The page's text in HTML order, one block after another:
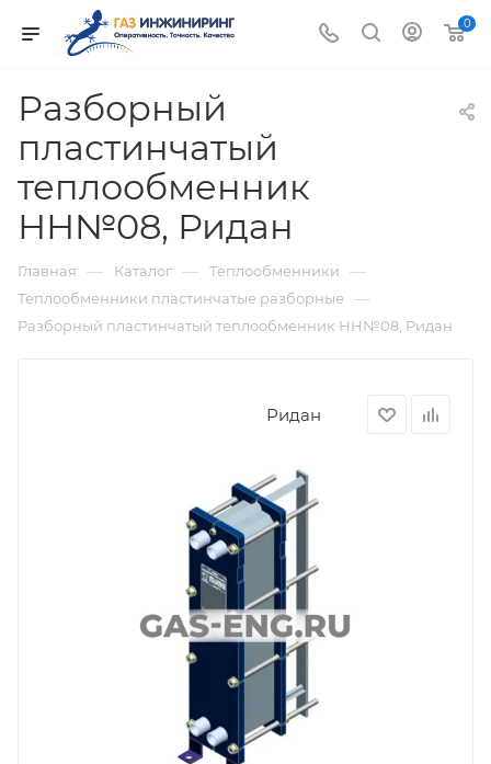
0
Разборный
пластинчатый
теплообменник
НН№08, Ридан
Главная — Каталог — Теплообменники —
Теплообменники пластинчатые разборные —
Разборный пластинчатый теплообменник НН№08, Ридан
Ридан